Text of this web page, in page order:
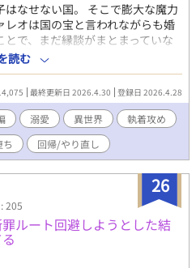
なせない国。 そこで膨大な魔力
オは国の宝と言われながらも婚
で、まだ縁談がまとまっていな
友でもあり、たった一人の王子で
たものの、血筋や相手に降りか
出を断るエリファレオ。 諦めない
しよう、と言ってエリファレオ
ェレミーだったが、エリファレ
ェレミーの提案を断った。 アダ
がいるからエリファレオが自分
した結果、エリファレオを巡っ
の見届け人から呼びつけられたエ
にそうになった二人の姿で――？
爵令息 全１２話、完結済。 ※ダ
写が苦手な方はUターンくださ
読む
最終更新日 2026.4.30 登録日 2026.4.28
溺愛 異世界
執着攻め
回帰/やり直し
26
205
ルート回避しようとした結